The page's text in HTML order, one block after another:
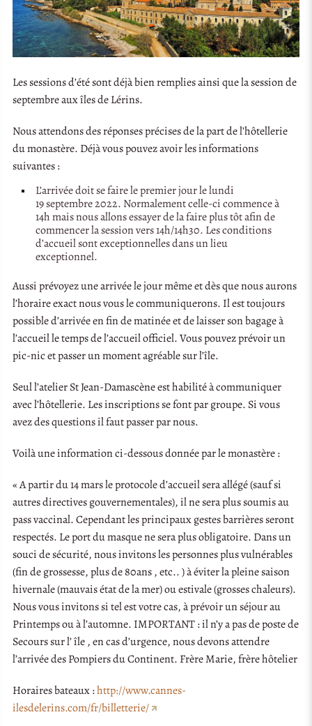
Les sessions d’été sont déjà bien remplies ainsi que la session de
septembre aux îles de Lérins.
Nous attendons des réponses précises de la part de l’hôtellerie
du monastère. Déjà vous pouvez avoir les informations
suivantes :
L’arrivée doit se faire le premier jour le lundi
19 septembre 2022. Normalement celle-ci commence à
14h mais nous allons essayer de la faire plus tôt afin de
commencer la session vers 14h/14h30. Les conditions
d’accueil sont exceptionnelles dans un lieu
exceptionnel.
Aussi prévoyez une arrivée le jour même et dès que nous aurons
l’horaire exact nous vous le communiquerons. Il est toujours
possible d’arrivée en fin de matinée et de laisser son bagage à
l’accueil le temps de l’accueil officiel. Vous pouvez prévoir un
pic-nic et passer un moment agréable sur l’île.
Seul l’atelier St Jean-Damascène est habilité à communiquer
avec l’hôtellerie. Les inscriptions se font par groupe. Si vous
avez des questions il faut passer par nous.
Voilà une information ci-dessous donnée par le monastère :
« A partir du 14 mars le protocole d’accueil sera allégé (sauf si
autres directives gouvernementales), il ne sera plus soumis au
pass vaccinal. Cependant les principaux gestes barrières seront
respectés. Le port du masque ne sera plus obligatoire. Dans un
souci de sécurité, nous invitons les personnes plus vulnérables
(fin de grossesse, plus de 80ans , etc.. ) à éviter la pleine saison
hivernale (mauvais état de la mer) ou estivale (grosses chaleurs).
Nous vous invitons si tel est votre cas, à prévoir un séjour au
Printemps ou à l’automne. IMPORTANT : il n’y a pas de poste de
Secours sur l’ île , en cas d’urgence, nous devons attendre
l’arrivée des Pompiers du Continent. Frère Marie, frère hôtelier
Horaires bateaux :http://www.cannes-
ilesdelerins.com/fr/billetterie/